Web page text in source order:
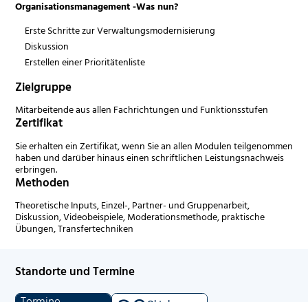
Organisationsmanagement -Was nun?
Erste Schritte zur Verwaltungsmodernisierung
Diskussion
Erstellen einer Prioritätenliste
Zielgruppe
Mitarbeitende aus allen Fachrichtungen und Funktionsstufen
Zertifikat
Sie erhalten ein Zertifikat, wenn Sie an allen Modulen teilgenommen
haben und darüber hinaus einen schriftlichen Leistungsnachweis
erbringen.
Methoden
Theoretische Inputs, Einzel-, Partner- und Gruppenarbeit,
Diskussion, Videobeispiele, Moderationsmethode, praktische
Übungen, Transfertechniken
Standorte und Termine